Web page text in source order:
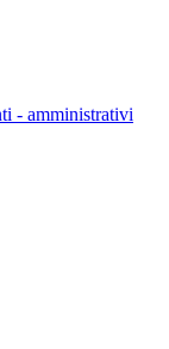
- amministrativi